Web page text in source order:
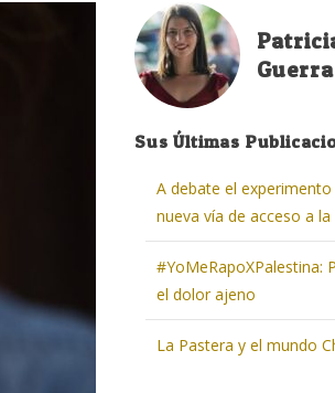
Sus Últimas
A debate el
nueva vía de acceso a la
#YoMeRapoXPalestina:
el dolor ajeno
La Pastera y el mundo